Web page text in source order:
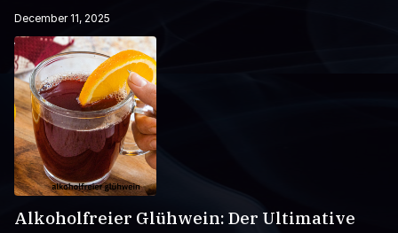
December 11, 2025
Alkoholfreier Glühwein: Der Ultimative